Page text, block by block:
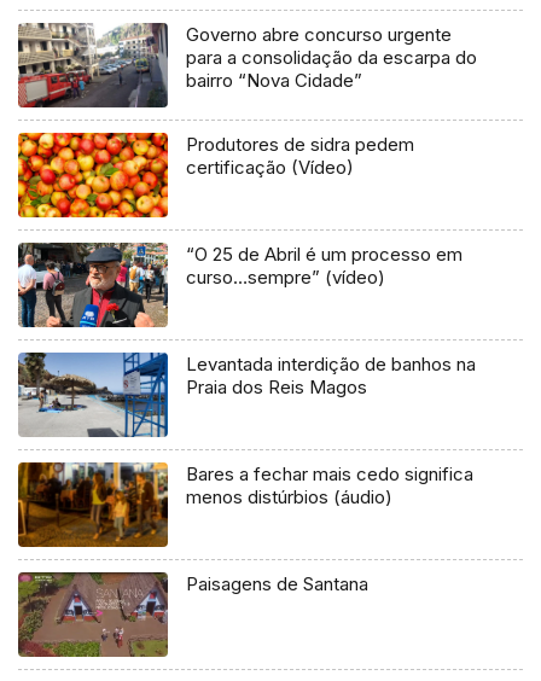
Governo abre concurso urgente
para a consolidação da escarpa do
bairro “Nova Cidade”
Produtores de sidra pedem
certificação (Vídeo)
“O 25 de Abril é um processo em
curso…sempre” (vídeo)
Levantada interdição de banhos na
Praia dos Reis Magos
Bares a fechar mais cedo significa
menos distúrbios (áudio)
Paisagens de Santana